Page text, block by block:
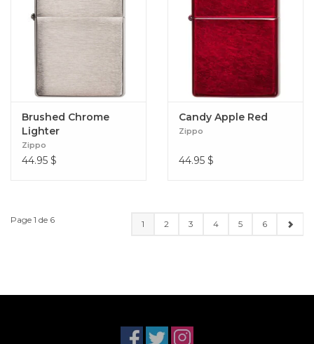
Brushed Chrome
Lighter
Zippo
44.95 $
Candy Apple Red
Zippo
44.95 $
Page 1 de 6 1 2 3 4 5 6